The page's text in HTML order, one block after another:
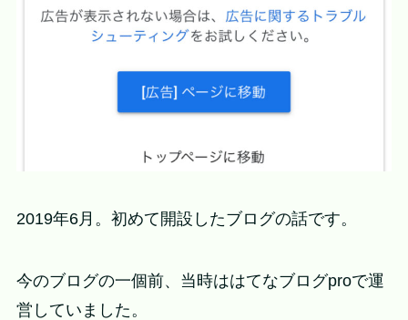
2019年6月。初めて開設したブログの話です。
今のブログの一個前、当時ははてなブログproで運
営していました。